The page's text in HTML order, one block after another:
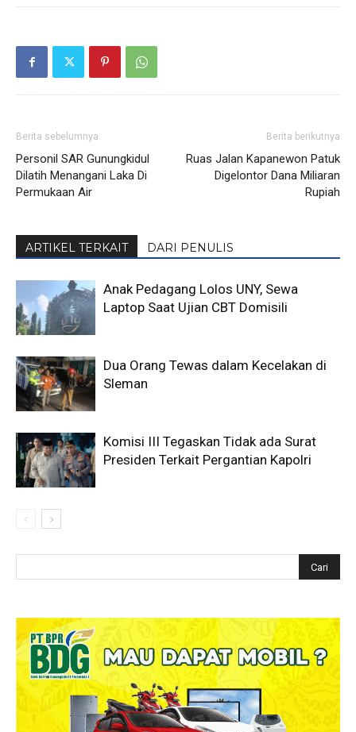
Berita sebelumnya
Personil SAR Gunungkidul
Dilatih Menangani Laka Di
Permukaan Air
Berita berikutnya
Ruas Jalan Kapanewon Patuk
Digelontor Dana Miliaran
Rupiah
ARTIKEL TERKAIT DARI PENULIS
Anak Pedagang Lolos UNY, Sewa
Laptop Saat Ujian CBT Domisili
Dua Orang Tewas dalam Kecelakan di
Sleman
Komisi III Tegaskan Tidak ada Surat
Presiden Terkait Pergantian Kapolri